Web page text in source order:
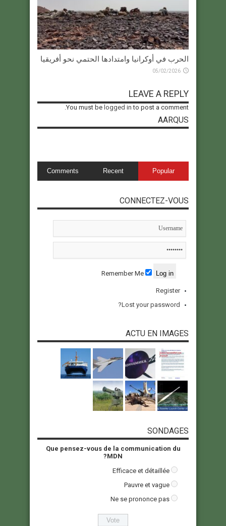
الحرب في أوكرانيا وامتدادها الحتمي نحو أفريقيا
05/02/2026
LEAVE A REPLY
You must be logged in to post a comment.
AARQUS
Popular
Recent
Comments
CONNECTEZ-VOUS
Register
Lost your password?
ACTU EN IMAGES
SONDAGES
Que pensez-vous de la communication du
MDN?
Efficace et détaillée
Pauvre et vague
Ne se prononce pas